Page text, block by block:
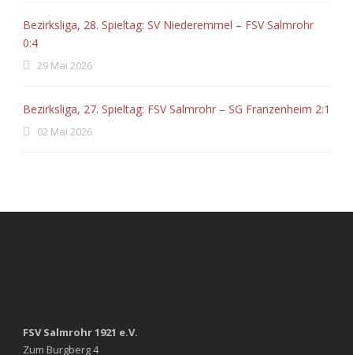
Bezirksliga, 28. Spieltag: SV Niederemmel – FSV Salmrohr
0:4
29 Mai 2026
Bezirksliga, 27. Spieltag: FSV Salmrohr – SG Franzenheim 2:1
02 Mai 2026
FSV Salmrohr 1921 e.V.
Zum Burgberg 4